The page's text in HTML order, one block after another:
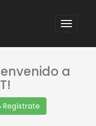
a
Regístrate